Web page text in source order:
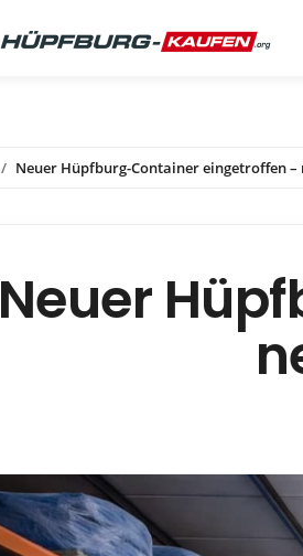
Neuer Hüpfburg-Container eingetroffen –
Neuer